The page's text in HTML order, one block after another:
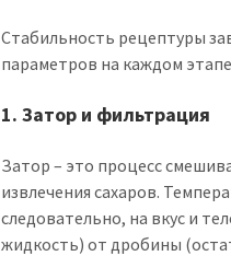
Стабильность рецептуры
параметров на каждом
1. Затор и фильтрация
Затор – это процесс
извлечения сахаров.
следовательно, на вкус и
жидкость) от дробины